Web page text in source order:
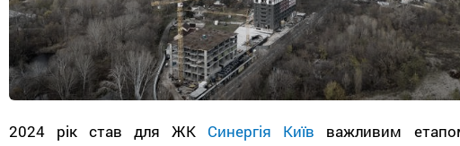
2024 рік став для ЖК Синергія Київ важливим